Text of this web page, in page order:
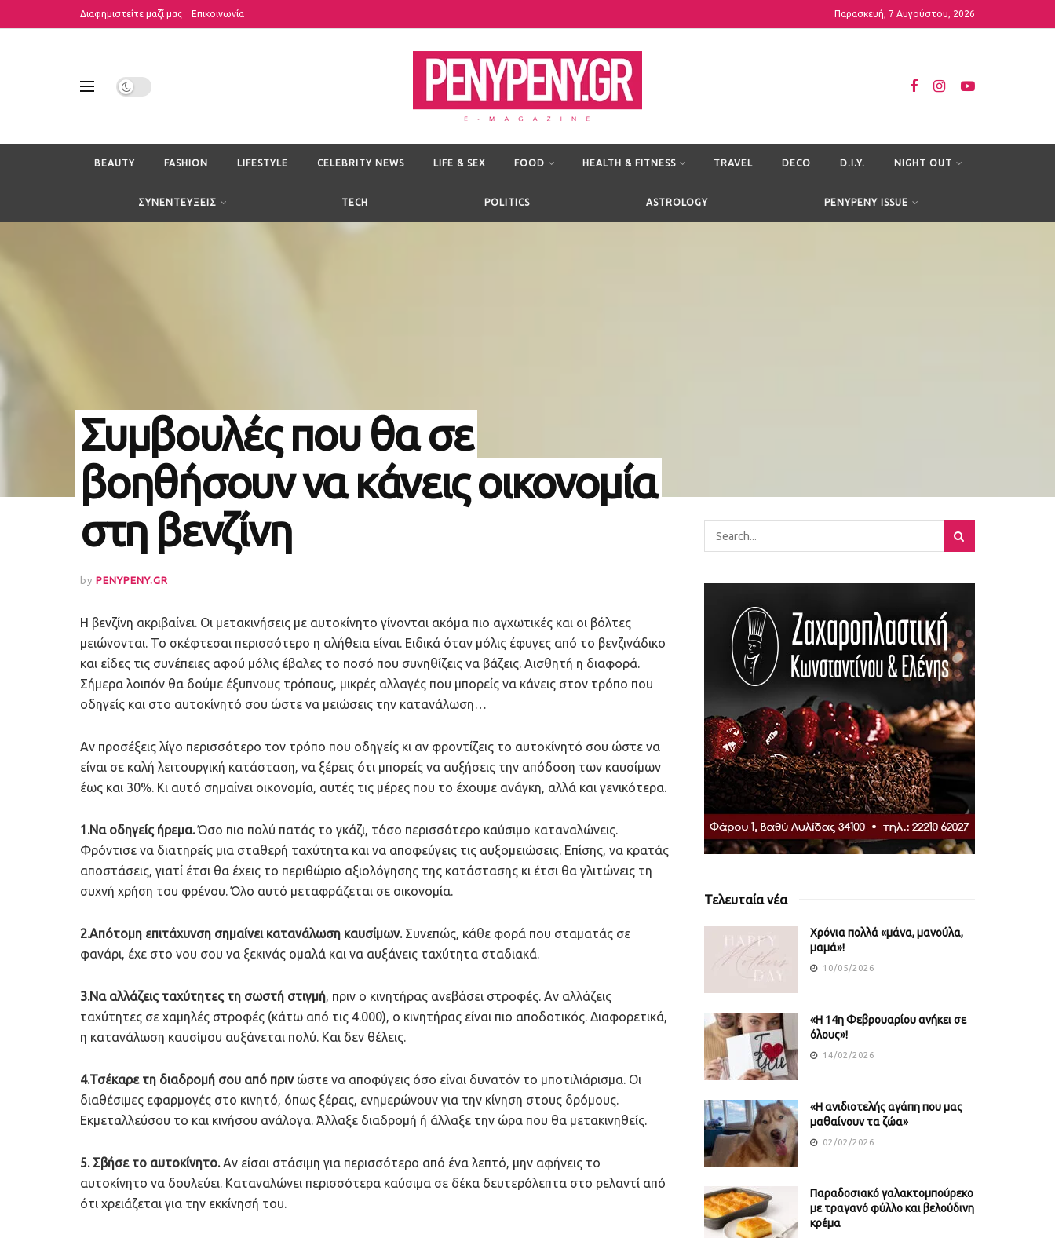
Διαφημιστείτε μαζί μας Επικοινωνία Παρασκευή, 7 Αυγούστου, 2026
BEAUTY FASHION LIFESTYLE CELEBRITY NEWS LIFE & SEX FOOD HEALTH & FITNESS TRAVEL DECO D.I.Y. NIGHT OUT
ΣΥΝΕΝΤΕΥΞΕΙΣ TECH POLITICS ASTROLOGY PENYPENY ISSUE
Συμβουλές που θα σε
βοηθήσουν να κάνεις οικονομία
στη βενζίνη
by PENYPENY.GR
Η βενζίνη ακριβαίνει. Οι μετακινήσεις με αυτοκίνητο γίνονται ακόμα πιο αγχωτικές και οι βόλτες
μειώνονται. Το σκέφτεσαι περισσότερο η αλήθεια είναι. Ειδικά όταν μόλις έφυγες από το βενζινάδικο
και είδες τις συνέπειες αφού μόλις έβαλες το ποσό που συνηθίζεις να βάζεις. Αισθητή η διαφορά.
Σήμερα λοιπόν θα δούμε έξυπνους τρόπους, μικρές αλλαγές που μπορείς να κάνεις στον τρόπο που
οδηγείς και στο αυτοκίνητό σου ώστε να μειώσεις την κατανάλωση…
Αν προσέξεις λίγο περισσότερο τον τρόπο που οδηγείς κι αν φροντίζεις το αυτοκίνητό σου ώστε να
είναι σε καλή λειτουργική κατάσταση, να ξέρεις ότι μπορείς να αυξήσεις την απόδοση των καυσίμων
έως και 30%. Κι αυτό σημαίνει οικονομία, αυτές τις μέρες που το έχουμε ανάγκη, αλλά και γενικότερα.
1.Να οδηγείς ήρεμα.Όσο πιο πολύ πατάς το γκάζι, τόσο περισσότερο καύσιμο καταναλώνεις.
Φρόντισε να διατηρείς μια σταθερή ταχύτητα και να αποφεύγεις τις αυξομειώσεις. Επίσης, να κρατάς
αποστάσεις, γιατί έτσι θα έχεις το περιθώριο αξιολόγησης της κατάστασης κι έτσι θα γλιτώνεις τη
συχνή χρήση του φρένου. Όλο αυτό μεταφράζεται σε οικονομία.
2.Απότομη επιτάχυνση σημαίνει κατανάλωση καυσίμων.Συνεπώς, κάθε φορά που σταματάς σε
φανάρι, έχε στο νου σου να ξεκινάς ομαλά και να αυξάνεις ταχύτητα σταδιακά.
3.Να αλλάζεις ταχύτητες τη σωστή στιγμή, πριν ο κινητήρας ανεβάσει στροφές. Αν αλλάζεις
ταχύτητες σε χαμηλές στροφές (κάτω από τις 4.000), ο κινητήρας είναι πιο αποδοτικός. Διαφορετικά,
η κατανάλωση καυσίμου αυξάνεται πολύ. Και δεν θέλεις.
4.Τσέκαρε τη διαδρομή σου από πρινώστε να αποφύγεις όσο είναι δυνατόν το μποτιλιάρισμα. Οι
διαθέσιμες εφαρμογές στο κινητό, όπως ξέρεις, ενημερώνουν για την κίνηση στους δρόμους.
Εκμεταλλεύσου το και κινήσου ανάλογα. Άλλαξε διαδρομή ή άλλαξε την ώρα που θα μετακινηθείς.
5. Σβήσε το αυτοκίνητο.Αν είσαι στάσιμη για περισσότερο από ένα λεπτό, μην αφήνεις το
αυτοκίνητο να δουλεύει. Καταναλώνει περισσότερα καύσιμα σε δέκα δευτερόλεπτα στο ρελαντί από
ότι χρειάζεται για την εκκίνησή του.
Τελευταία νέα
Χρόνια πολλά «μάνα, μανούλα,
μαμά»!
10/05/2026
«Η 14η Φεβρουαρίου ανήκει σε
όλους»!
14/02/2026
«Η ανιδιοτελής αγάπη που μας
μαθαίνουν τα ζώα»
02/02/2026
Παραδοσιακό γαλακτομπούρεκο
με τραγανό φύλλο και βελούδινη
κρέμα